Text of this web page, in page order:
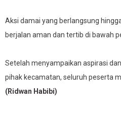
Aksi damai yang berlangsung
berjalan aman dan tertib di bawah
Setelah menyampaikan aspirasi
pihak kecamatan, seluruh peserta
(Ridwan Habibi)